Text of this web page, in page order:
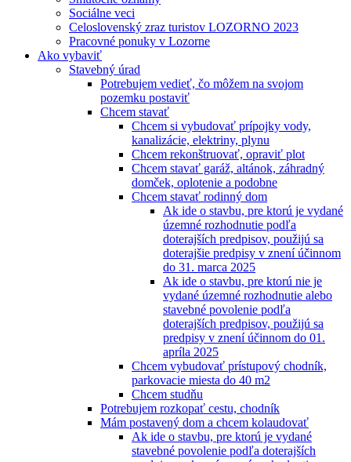
Sociálne veci
Celoslovenský zraz turistov LOZORNO 2023
Pracovné ponuky v Lozorne
Ako vybaviť
Stavebný úrad
Potrebujem vedieť, čo môžem na svojom
pozemku postaviť
Chcem stavať
Chcem si vybudovať prípojky vody,
kanalizácie, elektriny, plynu
Chcem rekonštruovať, opraviť plot
Chcem stavať garáž, altánok, záhradný
domček, oplotenie a podobne
Chcem stavať rodinný dom
Ak ide o stavbu, pre ktorú je vydané
územné rozhodnutie podľa
doterajších predpisov, použijú sa
doterajšie predpisy v znení účinnom
do 31. marca 2025
Ak ide o stavbu, pre ktorú nie je
vydané územné rozhodnutie alebo
stavebné povolenie podľa
doterajších predpisov, použijú sa
predpisy v znení účinnom do 01.
apríla 2025
Chcem vybudovať prístupový chodník,
parkovacie miesta do 40 m2
Chcem studňu
Potrebujem rozkopať cestu, chodník
Mám postavený dom a chcem kolaudovať
Ak ide o stavbu, pre ktorú je vydané
stavebné povolenie podľa doterajších